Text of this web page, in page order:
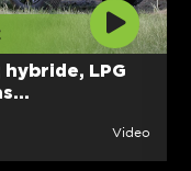
LPG
Video